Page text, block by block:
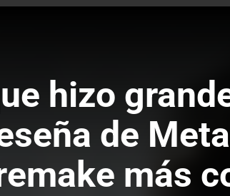
hizo
de
más